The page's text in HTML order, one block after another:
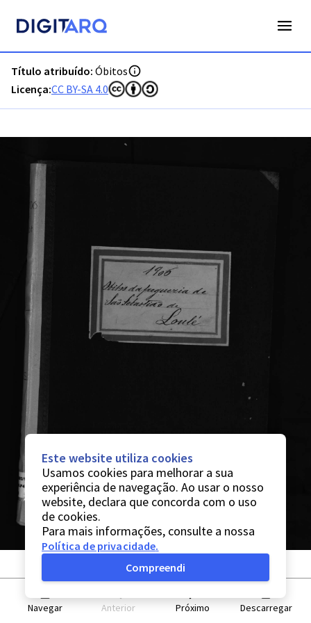
Título atribuído: Óbitos
Licença:CC BY-SA 4.0
Navegar Anterior Próximo Descarregar
Este website utiliza cookies
Usamos cookies para melhorar a sua
experiência de navegação. Ao usar o nosso
website, declara que concorda com o uso
de cookies.
Para mais informações, consulte a nossa
Política de privacidade.
Compreendi